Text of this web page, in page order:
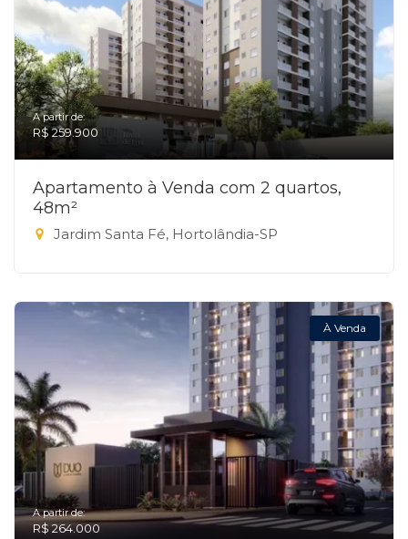
A partir de:
R$ 259.900
Apartamento à Venda com 2 quartos,
48m²
Jardim Santa Fé, Hortolândia-SP
À Venda
A partir de:
R$ 264.000